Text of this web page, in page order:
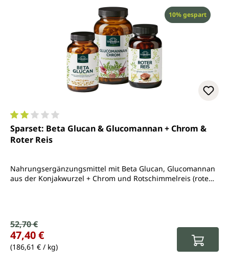
Rabatt
10% gespart
Durchschnittliche Bewertung von 2 von 5 Sternen
Sparset: Beta Glucan & Glucomannan + Chrom &
Roter Reis
Nahrungsergänzungsmittel mit Beta Glucan, Glucomannan
aus der Konjakwurzel + Chrom und Rotschimmelreis (rote
Verkaufspreis:
Regulärer Preis:
52,70 €
47,40 €
(186,61 € / kg)